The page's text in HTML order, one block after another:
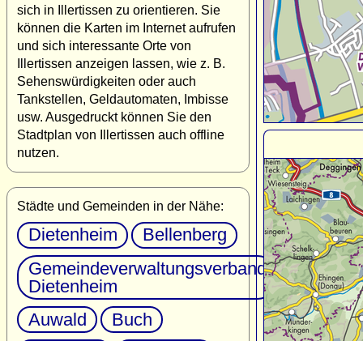
sich in Illertissen zu orientieren. Sie
können die Karten im Internet aufrufen
und sich interessante Orte von
Illertissen anzeigen lassen, wie z. B.
Sehenswürdigkeiten oder auch
Tankstellen, Geldautomaten, Imbisse
usw. Ausgedruckt können Sie den
Stadtplan von Illertissen auch offline
nutzen.
Städte und Gemeinden in der Nähe:
Dietenheim
Bellenberg
Gemeindeverwaltungsverband
Dietenheim
Auwald
Buch